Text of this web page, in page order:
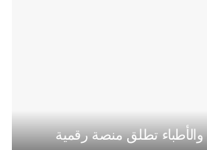
والأطباء تطلق منصة رقمية